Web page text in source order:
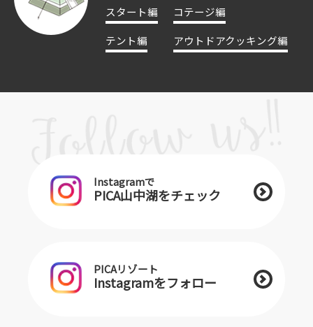
スタート編
コテージ編
テント編
アウトドアクッキング編
Instagramで
PICA山中湖をチェック
PICAリゾート
Instagramをフォロー